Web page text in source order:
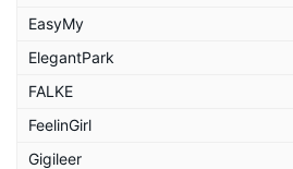
EasyMy
ElegantPark
FALKE
FeelinGirl
Gigileer